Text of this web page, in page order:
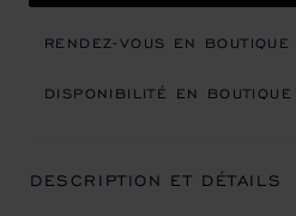
RENDEZ-VOUS EN BOUTIQUE
DISPONIBILITÉ EN BOUTIQUE
DESCRIPTION ET DÉTAILS